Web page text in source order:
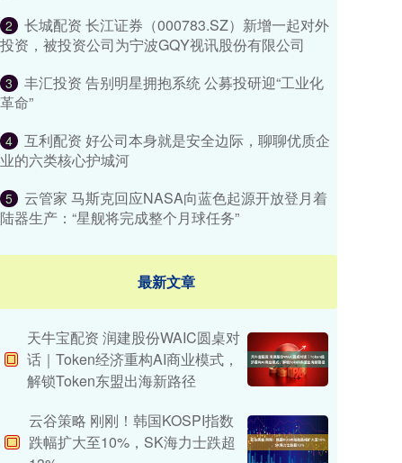
2
长城配资 长江证券（000783.SZ）新增一起对外
投资，被投资公司为宁波GQY视讯股份有限公司
3
丰汇投资 告别明星拥抱系统 公募投研迎“工业化
革命”
4
互利配资 好公司本身就是安全边际，聊聊优质企
业的六类核心护城河
5
云管家 马斯克回应NASA向蓝色起源开放登月着
陆器生产：“星舰将完成整个月球任务”
最新文章
天牛宝配资 润建股份WAIC圆桌对
话｜Token经济重构AI商业模式，
解锁Token东盟出海新路径
云谷策略 刚刚！韩国KOSPI指数
跌幅扩大至10%，SK海力士跌超